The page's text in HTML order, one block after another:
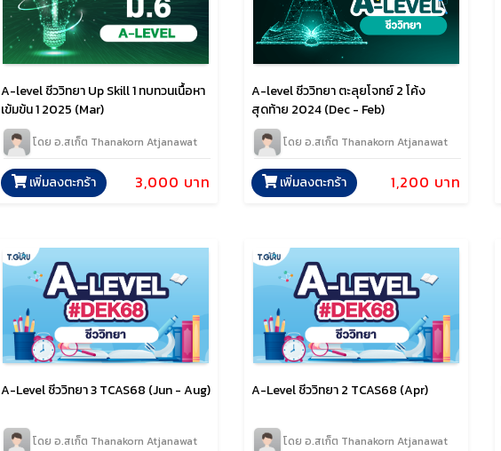
A-level ชีววิทยา Up Skill 1 ทบทวนเนื้อหา
เข้มข้น 1 2025 (Mar)
โดย อ.สเก็ต Thanakorn Atjanawat
3,000 บาท
เพิ่มลงตะกร้า
A-level ชีววิทยา ตะลุยโจทย์ 2 โค้ง
สุดท้าย 2024 (Dec - Feb)
โดย อ.สเก็ต Thanakorn Atjanawat
1,200 บาท
เพิ่มลงตะกร้า
A-Level ชีววิทยา 3 TCAS68 (Jun - Aug)
โดย อ.สเก็ต Thanakorn Atjanawat
A-Level ชีววิทยา 2 TCAS68 (Apr)
โดย อ.สเก็ต Thanakorn Atjanawat